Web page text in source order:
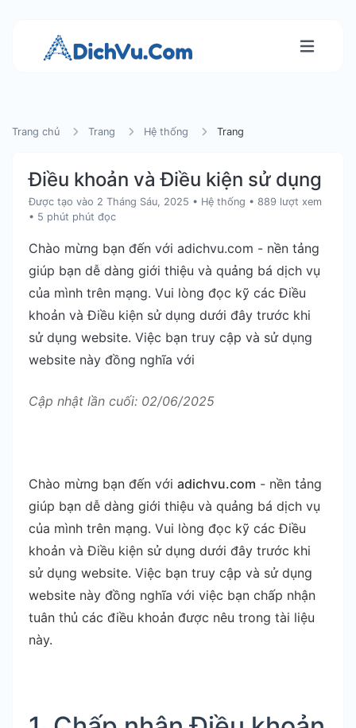
Trang chủ Trang Hệ thống Trang
Điều khoản và Điều kiện sử dụng
Được tạo vào 2 Tháng Sáu, 2025 • Hệ thống • 889 lượt xem
• 5 phút phút đọc
Chào mừng bạn đến với adichvu.com - nền tảng
giúp bạn dễ dàng giới thiệu và quảng bá dịch vụ
của mình trên mạng. Vui lòng đọc kỹ các Điều
khoản và Điều kiện sử dụng dưới đây trước khi
sử dụng website. Việc bạn truy cập và sử dụng
website này đồng nghĩa với
Cập nhật lần cuối: 02/06/2025
Chào mừng bạn đến với adichvu.com - nền tảng
giúp bạn dễ dàng giới thiệu và quảng bá dịch vụ
của mình trên mạng. Vui lòng đọc kỹ các Điều
khoản và Điều kiện sử dụng dưới đây trước khi
sử dụng website. Việc bạn truy cập và sử dụng
website này đồng nghĩa với việc bạn chấp nhận
tuân thủ các điều khoản được nêu trong tài liệu
này.